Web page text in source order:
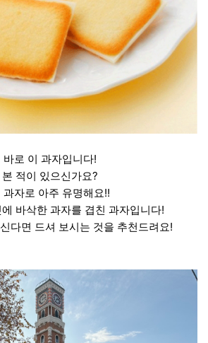
바로 이 과자입니다!
본 적이 있으신가요?
과자로 아주 유명해요!!
바삭한 과자를 겹친 과자입니다!
다면 드셔 보시는 것을 추천드려요!